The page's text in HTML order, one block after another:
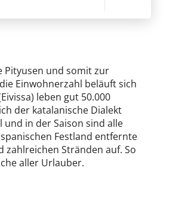
Pityusen und somit zur
Einwohnerzahl beläuft sich
leben gut 50.000
der katalanische Dialekt
und in der Saison sind alle
Festland entfernte
Stränden auf. So
aller Urlauber.